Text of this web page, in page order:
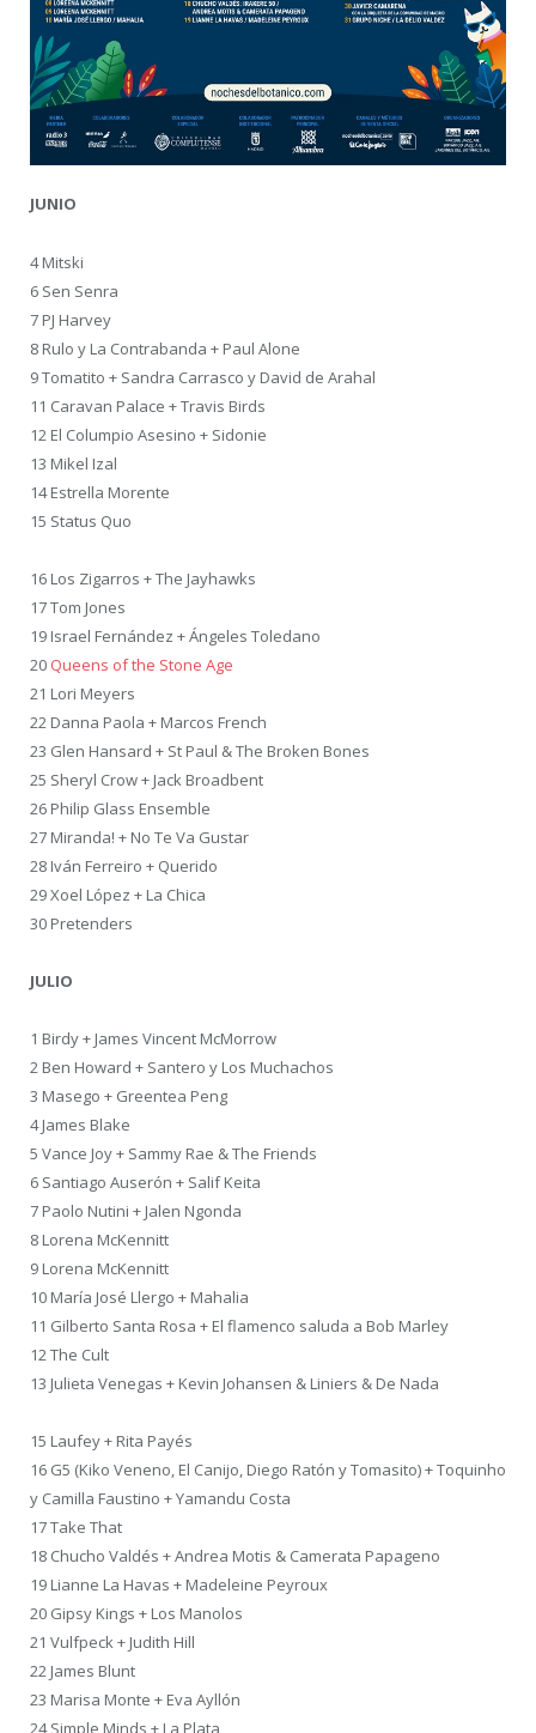
JUNIO
4 Mitski
6 Sen Senra
7 PJ Harvey
8 Rulo y La Contrabanda + Paul Alone
9 Tomatito + Sandra Carrasco y David de Arahal
11 Caravan Palace + Travis Birds
12 El Columpio Asesino + Sidonie
13 Mikel Izal
14 Estrella Morente
15 Status Quo
16 Los Zigarros + The Jayhawks
17 Tom Jones
19 Israel Fernández + Ángeles Toledano
20 Queens of the Stone Age
21 Lori Meyers
22 Danna Paola + Marcos French
23 Glen Hansard + St Paul & The Broken Bones
25 Sheryl Crow + Jack Broadbent
26 Philip Glass Ensemble
27 Miranda! + No Te Va Gustar
28 Iván Ferreiro + Querido
29 Xoel López + La Chica
30 Pretenders
JULIO
1 Birdy + James Vincent McMorrow
2 Ben Howard + Santero y Los Muchachos
3 Masego + Greentea Peng
4 James Blake
5 Vance Joy + Sammy Rae & The Friends
6 Santiago Auserón + Salif Keita
7 Paolo Nutini + Jalen Ngonda
8 Lorena McKennitt
9 Lorena McKennitt
10 María José Llergo + Mahalia
11 Gilberto Santa Rosa + El flamenco saluda a Bob Marley
12 The Cult
13 Julieta Venegas + Kevin Johansen & Liniers & De Nada
15 Laufey + Rita Payés
16 G5 (Kiko Veneno, El Canijo, Diego Ratón y Tomasito) + Toquinho
y Camilla Faustino + Yamandu Costa
17 Take That
18 Chucho Valdés + Andrea Motis & Camerata Papageno
19 Lianne La Havas + Madeleine Peyroux
20 Gipsy Kings + Los Manolos
21 Vulfpeck + Judith Hill
22 James Blunt
23 Marisa Monte + Eva Ayllón
24 Simple Minds + La Plata